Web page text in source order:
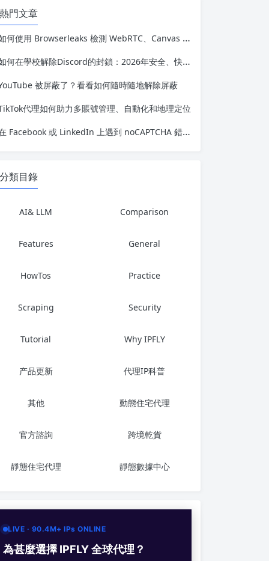
熱門文章
何使用 Browserleaks 檢測 WebRTC、Canvas 和 IP 洩漏
何在學校解除Discord的封鎖：2026年安全、快速且可靠的方法
被屏蔽了？看看如何隨時隨地解除屏蔽
代理如何助力多賬號管理、自動化和地理定位
Facebook 或 LinkedIn 上遇到 noCAPTCHA 錯誤？這裡有完整的解決方法
分類目錄
AI& LLM Comparison
Features General
HowTos Practice
Scraping Security
Tutorial Why IPFLY
产品更新 代理IP科普
其他 動態住宅代理
官方諮詢 跨境乾貨
靜態住宅代理 靜態數據中心
LIVE · 90.4M+ IPs ONLINE
為甚麼選擇 IPFLY 全球代理？